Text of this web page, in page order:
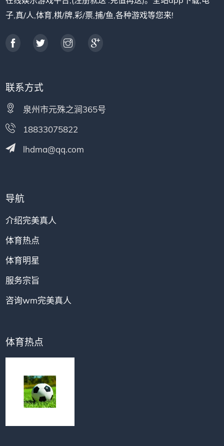
子,真/人,体育,棋/牌,彩/票,捕/鱼,各种游戏等您来!
联系方式
泉州市元殊之涧365号
18833075822
lhdma@qq.com
导航
介绍完美真人
体育热点
体育明星
服务宗旨
咨询wm完美真人
体育热点